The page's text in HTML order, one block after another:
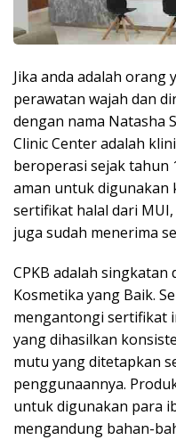
Jika anda adalah orang
perawatan wajah dan
dengan nama Natasha
Clinic Center adalah
beroperasi sejak tahun
aman untuk digunakan
sertifikat halal dari
juga sudah menerima
CPKB adalah singkatan
Kosmetika yang Baik.
mengantongi sertifikat
yang dihasilkan
mutu yang ditetapkan
penggunaannya.
untuk digunakan para
mengandung bahan-